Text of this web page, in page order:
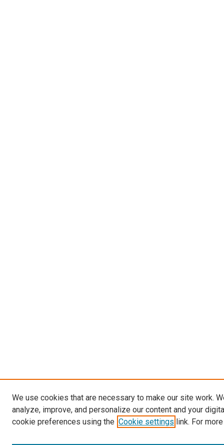
We use cookies that are necessary to make our site work.
analyze, improve, and personalize our content and your
cookie preferences using the Cookie settings link. For